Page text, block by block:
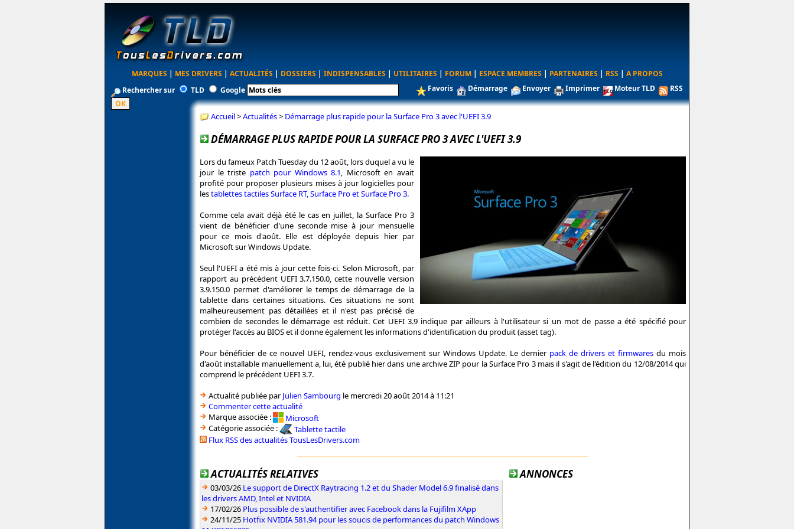
MARQUES | MES DRIVERS | ACTUALITÉS | DOSSIERS | INDISPENSABLES | UTILITAIRES | FORUM | ESPACE MEMBRES | PARTENAIRES | RSS | A PROPOS
Rechercher sur
TLD Google Favoris Démarrage Envoyer Imprimer Moteur TLD RSS
Accueil>Actualités> Démarrage plus rapide pour la Surface Pro 3 avec l'UEFI 3.9
DÉMARRAGE PLUS RAPIDE POUR LA SURFACE PRO 3 AVEC L'UEFI 3.9
Lors du fameux Patch Tuesday du 12 août, lors duquel a vu le
jour le triste patch pour Windows 8.1
, Microsoft en avait
profité pour proposer plusieurs mises à jour logicielles pour
lestablettes tactiles Surface RT, Surface Pro et Surface Pro 3.
Comme cela avait déjà été le cas en juillet, la Surface Pro 3
vient de bénéficier d'une seconde mise à jour mensuelle
pour ce mois d'août. Elle est déployée depuis hier par
Microsoft sur Windows Update.
Seul l'UEFI a été mis à jour cette fois-ci. Selon Microsoft, par
rapport au précédent UEFI 3.7.150.0, cette nouvelle version
3.9.150.0 permet d'améliorer le temps de démarrage de la
tablette dans certaines situations. Ces situations ne sont
malheureusement pas détaillées et il n'est pas précisé de
combien de secondes le démarrage est réduit. Cet UEFI 3.9 indique par ailleurs à l'utilisateur si un mot de passe a été spécifié pour
protéger l'accès au BIOS et il donne également les informations d'identification du produit (asset tag).
Pour bénéficier de ce nouvel UEFI, rendez-vous exclusivement sur Windows Update. Le dernier pack de drivers et firmwares du mois
d'août installable manuellement a, lui, été publié hier dans une archive ZIP pour la Surface Pro 3 mais il s'agit de l'édition du 12/08/2014 qui
comprend le précédent UEFI 3.7.
Actualité publiée parJulien Sambourg le mercredi 20 août 2014 à 11:21
Commenter cette actualité
Marque associée :
Microsoft
Catégorie associée :
Tablette tactile
Flux RSS des actualités TousLesDrivers.com
ACTUALITÉS RELATIVES
03/03/26 Le support de DirectX Raytracing 1.2 et du Shader Model 6.9 finalisé dans
les drivers AMD, Intel et NVIDIA
17/02/26 Plus possible de s'authentifier avec Facebook dans la Fujifilm XApp
24/11/25 Hotfix NVIDIA 581.94 pour les soucis de performances du patch Windows
ANNONCES